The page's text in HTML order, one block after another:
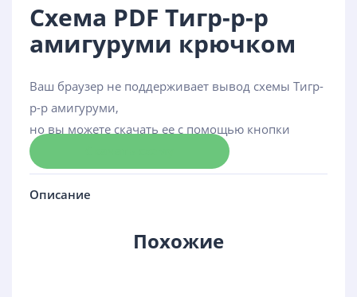
Схема PDF Тигр-р-р
амигуруми крючком
Ваш браузер не поддерживает вывод схемы Тигр-
р-р амигуруми,
но вы можете скачать ее с помощью кнопки
Описание
Похожие